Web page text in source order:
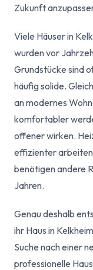
Zukunft
Viele Häuser in
wurden vor
Grundstücke sind
häufig solide.
an modernes
komfortabler
offener wirken.
effizienter
benötigen andere
Jahren.
Genau deshalb
ihr Haus in
Suche nach einer
professionelle